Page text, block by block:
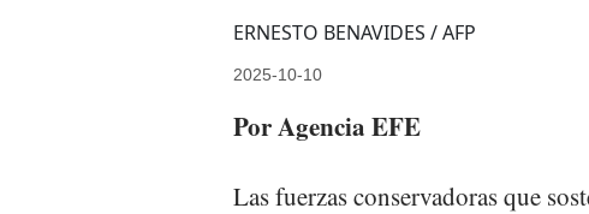
ERNESTO BENAVIDES / AFP
2025-10-10
Por Agencia EFE
Las fuerzas conservadoras que